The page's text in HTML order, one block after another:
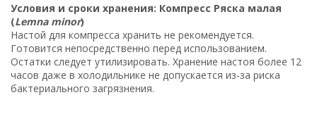
Условия и сроки хранения: Компресс Ряска малая
(Lemna minor)
Настой для компресса хранить не рекомендуется.
Готовится непосредственно перед использованием.
Остатки следует утилизировать. Хранение настоя более 12
часов даже в холодильнике не допускается из-за риска
бактериального загрязнения.